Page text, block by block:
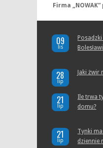
Firma
09
lis
28
lip
Jaki żwir
21
lip
Ile trwa
domu?
21
lip
Tynki
dziennie